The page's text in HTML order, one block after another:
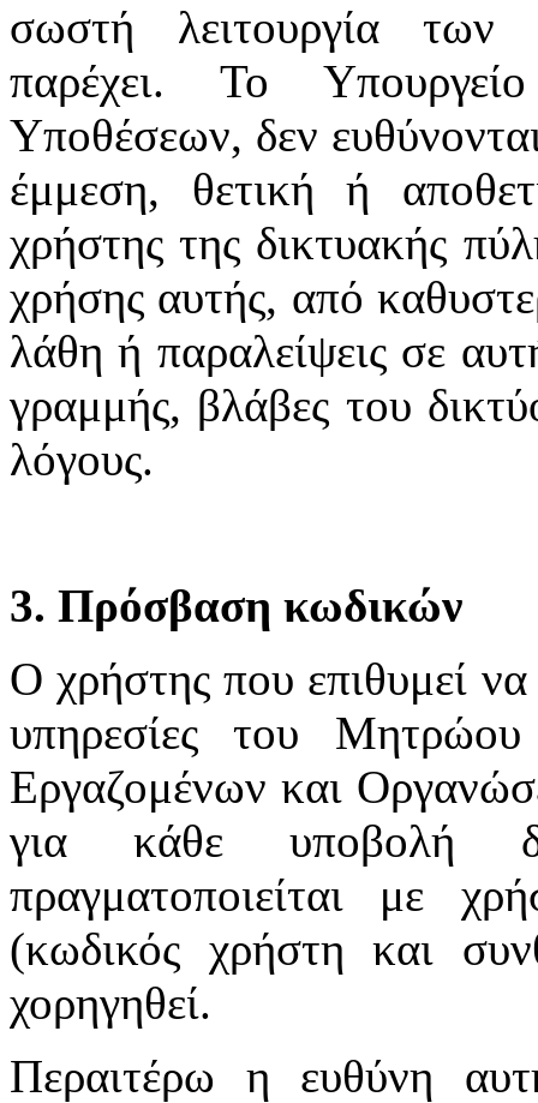
σωστή λειτουργία των
παρέχει. Το
Υποθέσεων, δεν
έμμεση, θετική ή
χρήστης της δικτυακής
χρήσης αυτής, από
λάθη ή παραλείψεις σε
γραμμής, βλάβες του
λόγους.
3. Πρόσβαση κωδικών
Ο χρήστης που επιθυμεί να
υπηρεσίες του Μητρώου
Εργαζομένων και
για κάθε υποβολή
πραγματοποιείται με
(κωδικός χρήστη και
χορηγηθεί.
Περαιτέρω η ευθύνη